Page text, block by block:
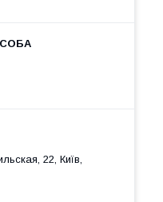
22, Київ,